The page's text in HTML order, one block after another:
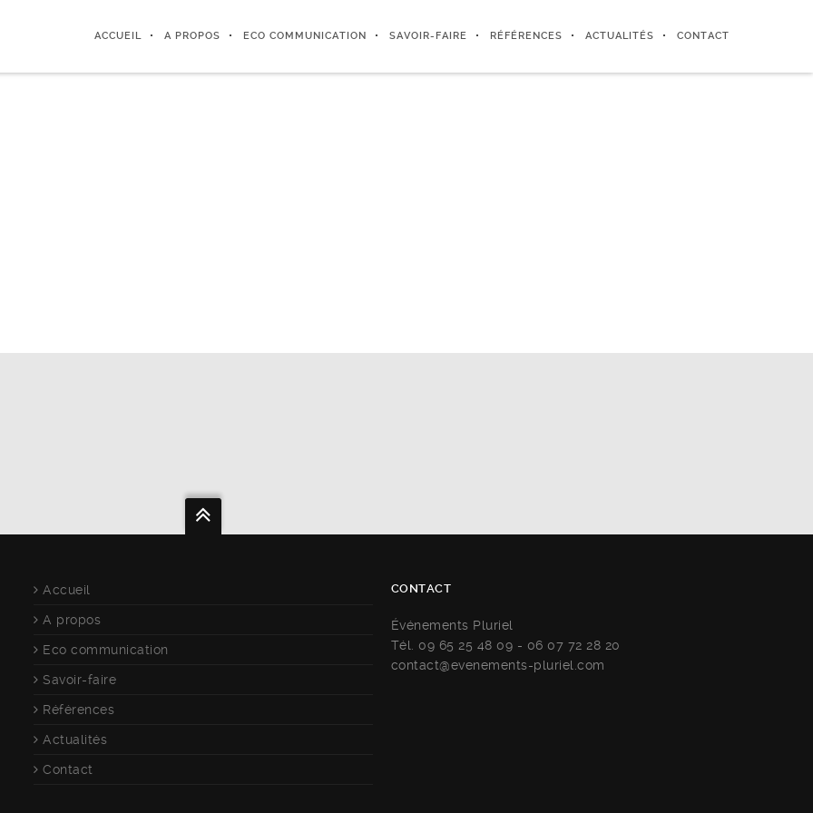
ACCUEIL A PROPOS ECO COMMUNICATION SAVOIR-FAIRE RÉFÉRENCES ACTUALITÉS CONTACT
Accueil
A propos
Eco communication
Savoir-faire
Références
Actualités
Contact
CONTACT
Événements Pluriel
Tél. 09 65 25 48 09 - 06 07 72 28 20
contact@evenements-pluriel.com